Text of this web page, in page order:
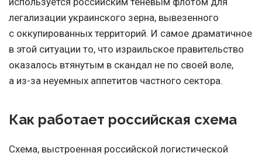
легализации украинского зерна, вывезенного
с оккупированных территорий. И самое драматичное
в этой ситуации то, что израильское правительство
оказалось втянутым в скандал не по своей воле,
а из-за неуемных аппетитов частного сектора.
Как работает российская схема
Схема, выстроенная российской логистической